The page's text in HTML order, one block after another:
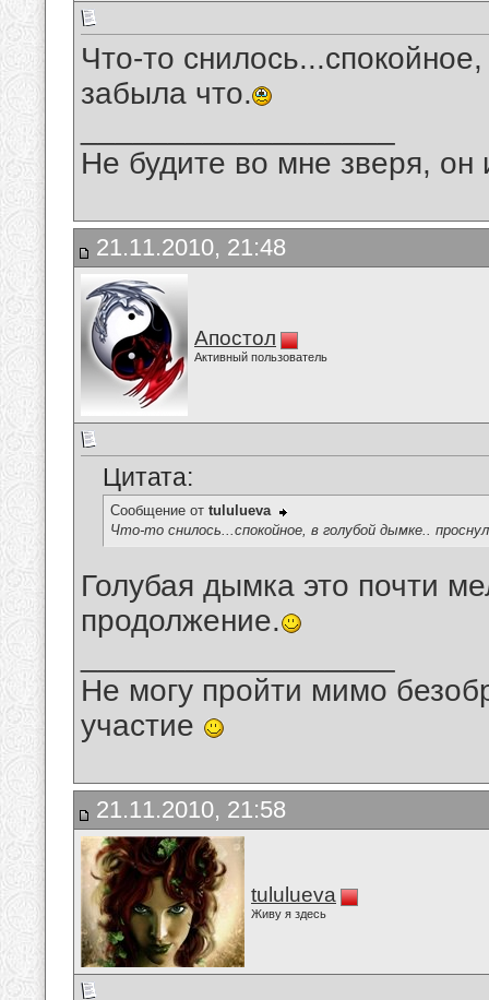
Что-то
забыла что.
Не будите во мне зверя, он
21.11.2010, 21:48
Апостол
Активный пользователь
Цитата:
Сообщение от tululueva
Что-то снилось...спокойное, в голубой дымке..
Голубая дымка это почти
продолжение.
Не могу пройти мимо
участие
21.11.2010, 21:58
tululueva
Живу я здесь